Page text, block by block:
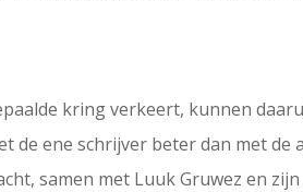
kring verkeert, kunnen
ene schrijver beter dan met de
samen met Luuk Gruwez en